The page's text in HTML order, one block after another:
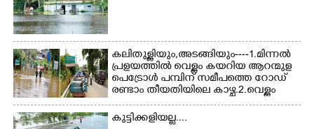
കലിതുള്ളിയും,അടങ്ങിയും----1.മിന്നൽ
പ്രളയത്തിൽ വെള്ളം കയറിയ ആറന്മുള
പെട്രോൾ പമ്പിന് സമീപത്തെ റോ‌ഡ്
രണ്ടാം തീയതിയിലെ കാഴ്ച.2.വെള്ളം
ഇറങ്ങിപ്പോൾ ഇന്നലെത്തെ
കാഴ്ച.രക്ഷാപ്രവർത്തനത്തിന് ഓച്ചിറ
കുട്ടിക്കളിയല്ല....